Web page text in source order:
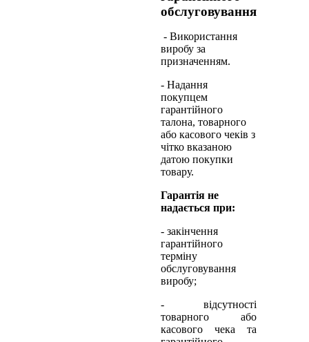
обслуговування
- Використання
виробу за
призначенням.
- Надання
покупцем
гарантійного
талона, товарного
або касового чеків з
чітко вказаною
датою покупки
товару.
Гарантія не
надається при:
- закінчення
гарантійного
терміну
обслуговування
виробу;
- відсутності
товарного або
касового чека та